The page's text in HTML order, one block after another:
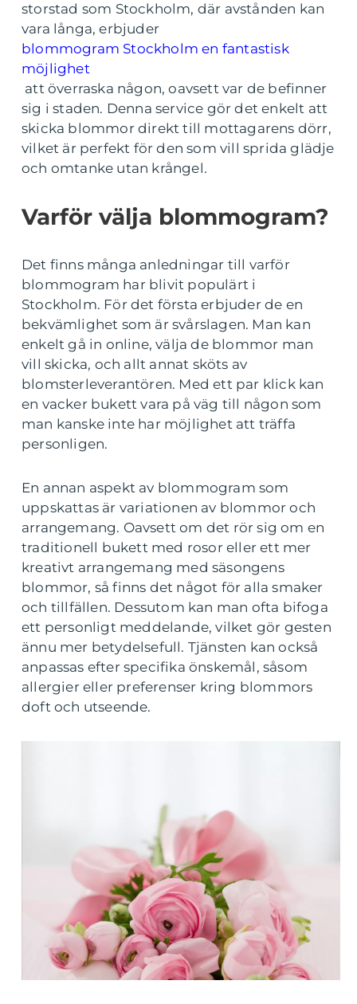
storstad som Stockholm, där avstånden kan
vara långa, erbjuder
blommogram Stockholm en fantastisk
möjlighet
att överraska någon, oavsett var de befinner
sig i staden. Denna service gör det enkelt att
skicka blommor direkt till mottagarens dörr,
vilket är perfekt för den som vill sprida glädje
och omtanke utan krångel.
Varför välja blommogram?
Det finns många anledningar till varför
blommogram har blivit populärt i
Stockholm. För det första erbjuder de en
bekvämlighet som är svårslagen. Man kan
enkelt gå in online, välja de blommor man
vill skicka, och allt annat sköts av
blomsterleverantören. Med ett par klick kan
en vacker bukett vara på väg till någon som
man kanske inte har möjlighet att träffa
personligen.
En annan aspekt av blommogram som
uppskattas är variationen av blommor och
arrangemang. Oavsett om det rör sig om en
traditionell bukett med rosor eller ett mer
kreativt arrangemang med säsongens
blommor, så finns det något för alla smaker
och tillfällen. Dessutom kan man ofta bifoga
ett personligt meddelande, vilket gör gesten
ännu mer betydelsefull. Tjänsten kan också
anpassas efter specifika önskemål, såsom
allergier eller preferenser kring blommors
doft och utseende.